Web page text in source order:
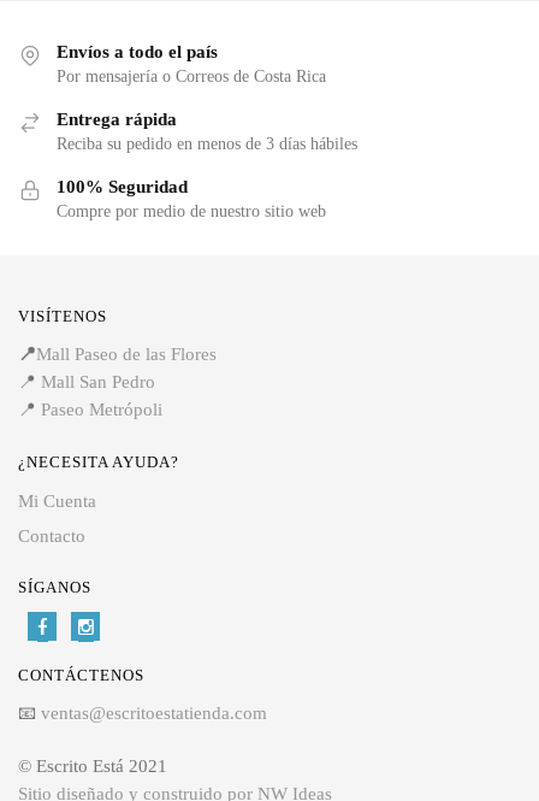
Envíos a todo el país
Por mensajería o Correos de Costa Rica
Entrega rápida
Reciba su pedido en menos de 3 días hábiles
100% Seguridad
Compre por medio de nuestro sitio web
VISÍTENOS
📍Mall Paseo de las Flores
📍 Mall San Pedro
📍 Paseo Metrópoli
¿NECESITA AYUDA?
Mi Cuenta
Contacto
SÍGANOS
CONTÁCTENOS
📧 ventas@escritoestatienda.com
© Escrito Está 2021
Sitio diseñado y construido por NW Ideas